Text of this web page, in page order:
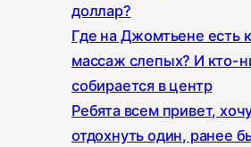
доллар?
Где на Джомтьене есть
массаж слепых? И кто-
собирается в центр
Ребята всем привет,
отдохнуть один, ранее